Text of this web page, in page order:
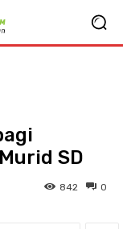
SD
0
842